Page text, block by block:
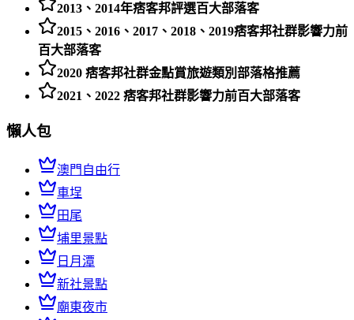
2013、2014年痞客邦評選百大部落客
2015、2016、2017、2018、2019痞客邦社群影響力前
百大部落客
2020 痞客邦社群金點賞旅遊類別部落格推薦
2021、2022 痞客邦社群影響力前百大部落客
懶人包
澳門自由行
車埕
田尾
埔里景點
日月潭
新社景點
廟東夜市